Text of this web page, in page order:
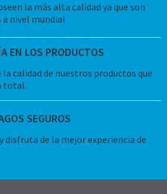
la más alta calidad ya que son
a nivel mundial
EN LOS PRODUCTOS
calidad de nuestros productos que
total.
SEGUROS
disfruta de la mejor experiencia de